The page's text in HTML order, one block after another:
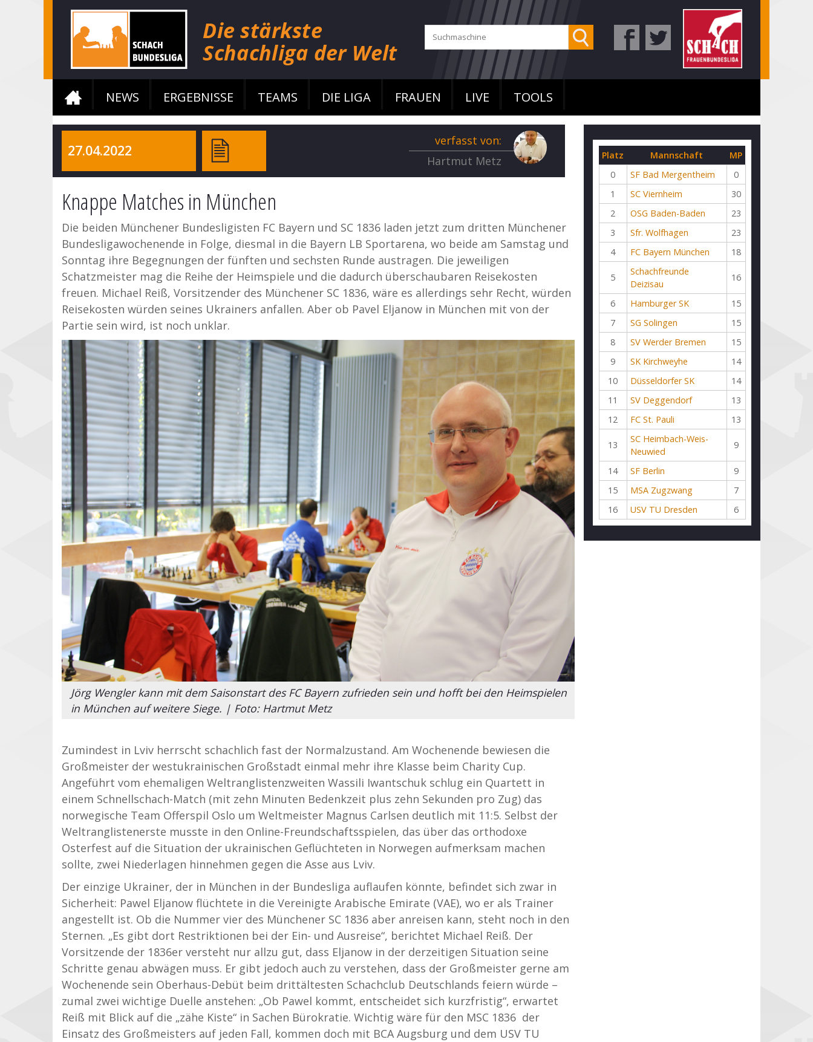
NEWS ERGEBNISSE TEAMS DIE LIGA FRAUEN LIVE TOOLS
27.04.2022
verfasst von:
Hartmut Metz
Knappe Matches in München
Die beiden Münchener Bundesligisten FC Bayern und SC 1836 laden jetzt zum dritten Münchener
Bundesligawochenende in Folge, diesmal in die Bayern LB Sportarena, wo beide am Samstag und
Sonntag ihre Begegnungen der fünften und sechsten Runde austragen. Die jeweiligen
Schatzmeister mag die Reihe der Heimspiele und die dadurch überschaubaren Reisekosten
freuen. Michael Reiß, Vorsitzender des Münchener SC 1836, wäre es allerdings sehr Recht, würden
Reisekosten würden seines Ukrainers anfallen. Aber ob Pavel Eljanow in München mit von der
Partie sein wird, ist noch unklar.
Jörg Wengler kann mit dem Saisonstart des FC Bayern zufrieden sein und hofft bei den Heimspielen
in München auf weitere Siege. | Foto: Hartmut Metz
Zumindest in Lviv herrscht schachlich fast der Normalzustand. Am Wochenende bewiesen die
Großmeister der westukrainischen Großstadt einmal mehr ihre Klasse beim Charity Cup.
Angeführt vom ehemaligen Weltranglistenzweiten Wassili Iwantschuk schlug ein Quartett in
einem Schnellschach-Match (mit zehn Minuten Bedenkzeit plus zehn Sekunden pro Zug) das
norwegische Team Offerspil Oslo um Weltmeister Magnus Carlsen deutlich mit 11:5. Selbst der
Weltranglistenerste musste in den Online-Freundschaftsspielen, das über das orthodoxe
Osterfest auf die Situation der ukrainischen Geflüchteten in Norwegen aufmerksam machen
sollte, zwei Niederlagen hinnehmen gegen die Asse aus Lviv.
Der einzige Ukrainer, der in München in der Bundesliga auflaufen könnte, befindet sich zwar in
Sicherheit: Pawel Eljanow flüchtete in die Vereinigte Arabische Emirate (VAE), wo er als Trainer
angestellt ist. Ob die Nummer vier des Münchener SC 1836 aber anreisen kann, steht noch in den
Sternen. „Es gibt dort Restriktionen bei der Ein- und Ausreise“, berichtet Michael Reiß. Der
Vorsitzende der 1836er versteht nur allzu gut, dass Eljanow in der derzeitigen Situation seine
Schritte genau abwägen muss. Er gibt jedoch auch zu verstehen, dass der Großmeister gerne am
Wochenende sein Oberhaus-Debüt beim drittältesten Schachclub Deutschlands feiern würde –
zumal zwei wichtige Duelle anstehen: „Ob Pawel kommt, entscheidet sich kurzfristig“, erwartet
Reiß mit Blick auf die „zähe Kiste“ in Sachen Bürokratie. Wichtig wäre für den MSC 1836 der
Einsatz des Großmeisters auf jeden Fall, kommen doch mit BCA Augsburg und dem USV TU
Platz Mannschaft
MP
0
SF Bad Mergentheim
0
1
SC Viernheim
30
2
OSG Baden-Baden
23
3
Sfr. Wolfhagen
23
4
FC Bayern München 18
5
Schachfreunde
Deizisau
16
6 Hamburger SK
15
7
SG Solingen
15
8
SV Werder Bremen
15
9
SK Kirchweyhe
14
10
Düsseldorfer SK
14
11
SV Deggendorf
13
12
FC St. Pauli 13
13
SC Heimbach-Weis-
Neuwied
9
14 SF Berlin
9
15
MSA Zugzwang
7
16
USV TU Dresden 6